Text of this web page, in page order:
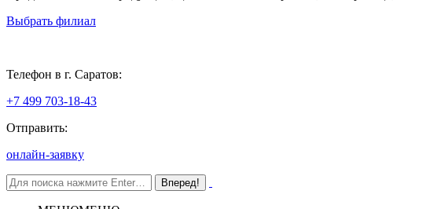
Выбрать филиал
Телефон в г. Саратов:
+7 499 703-18-43
Отправить:
онлайн-заявку